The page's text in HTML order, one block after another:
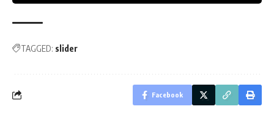
TAGGED: slider
Facebook